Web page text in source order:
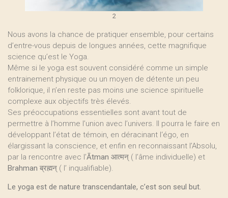
2
Nous avons la chance de pratiquer ensemble, pour certains
d’entre-vous depuis de longues années, cette magnifique
science qu’est le Yoga.
Même si le yoga est souvent considéré comme un simple
entrainement physique ou un moyen de détente un peu
folklorique, il n’en reste pas moins une science spirituelle
complexe aux objectifs très élevés.
Ses préoccupations essentielles sont avant tout de
permettre à l’homme l’union avec l’univers. Il pourra le faire en
développant l’état de témoin, en déracinant l‘égo, en
élargissant la conscience, et enfin en reconnaissant l’Absolu,
par la rencontre avec l’Ātman आत्मन् ( l’âme individuelle) et
Brahman ब्रह्मन् ( l’ inqualifiable).
Le yoga est de nature transcendantale, c’est son seul but.